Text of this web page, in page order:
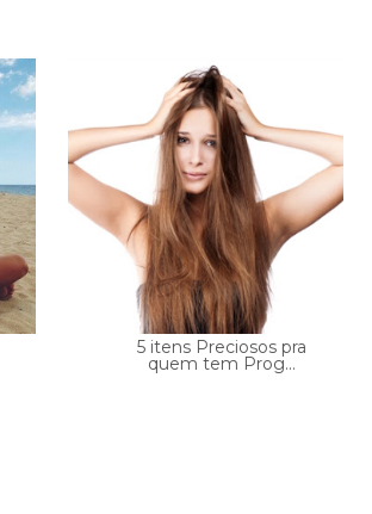
5 itens Preciosos pra
quem tem Prog...